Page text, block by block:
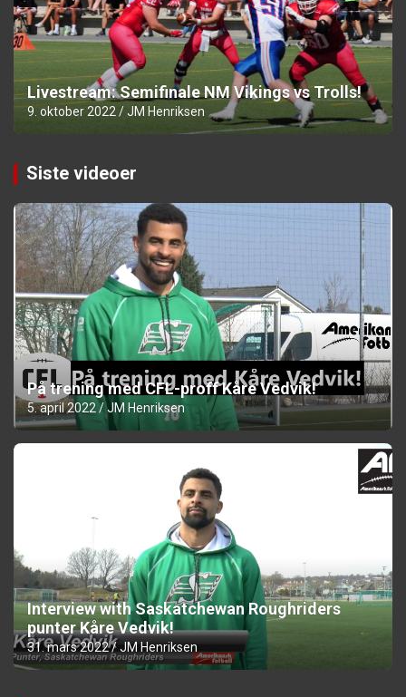
Livestream: Semifinale NM Vikings vs Trolls!
9. oktober 2022 JM Henriksen
Siste videoer
På trening med CFL-proff Kåre Vedvik!
5. april 2022 JM Henriksen
Interview with Saskatchewan Roughriders
punter Kåre Vedvik!
31. mars 2022 JM Henriksen